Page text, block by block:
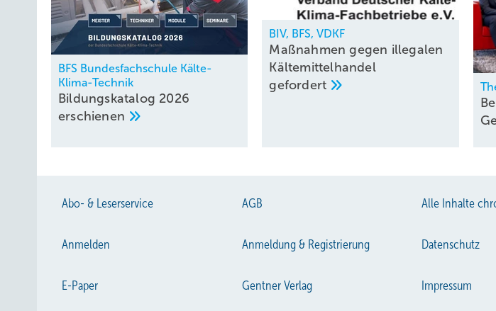
BFS Bundesfachschule Kälte-
Klima-Technik
Bildungskatalog 2026
erschienen
BIV, BFS, VDKF
Maßnahmen gegen illegalen
Kältemittelhandel
gefordert
Abo- & Leserservice AGB Alle Inhalte
Anmelden Anmeldung & Registrierung Datenschutz
E-Paper Gentner Verlag Impressum